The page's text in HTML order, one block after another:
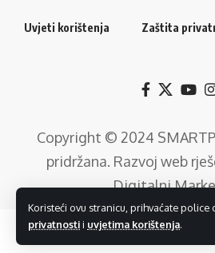
Koristeći ovu stranicu, prihvaćate police
privatnostii uvjetima korištenja.
Uvjeti korištenja Zaštita
Copyright © 2024
pridržana. Razvoj web
Digitalni